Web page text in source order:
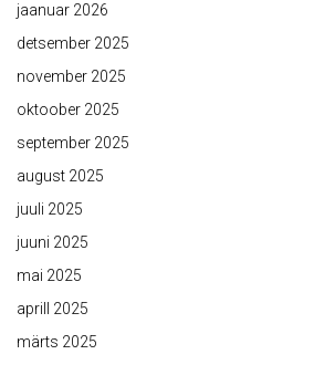
jaanuar 2026
detsember 2025
november 2025
oktoober 2025
september 2025
august 2025
juuli 2025
juuni 2025
mai 2025
aprill 2025
märts 2025